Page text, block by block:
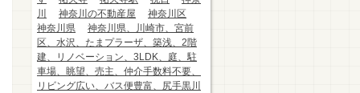
川
神奈川の不動産屋
神奈川区
神奈川県
神奈川県、川崎市、宮前
区、水沢、たまプラーザ、築浅、2階
建、リノベーション、3LDK、庭、駐
車場、眺望、売主、仲介手数料不要、
リビング広い、バス便豊富、尻手黒川